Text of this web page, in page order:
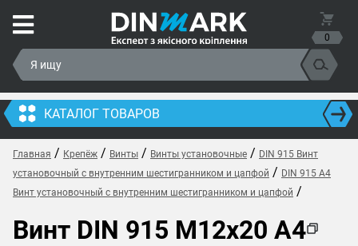
0
КАТАЛОГ ТОВАРОВ
Главная / Крепёж / Винты / Винты установочные / DIN 915 Винт
установочный с внутренним шестигранником и цапфой / DIN 915 A4
Винт установочный с внутренним шестигранником и цапфой /
Винт DIN 915 M12x20 A4